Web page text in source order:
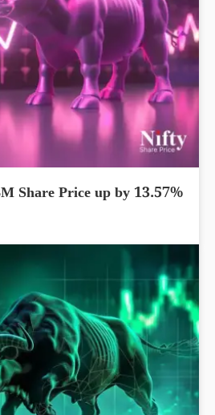
Share Price up by 13.57%